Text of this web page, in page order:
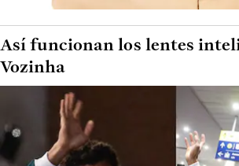
Así funcionan los lentes
Vozinha